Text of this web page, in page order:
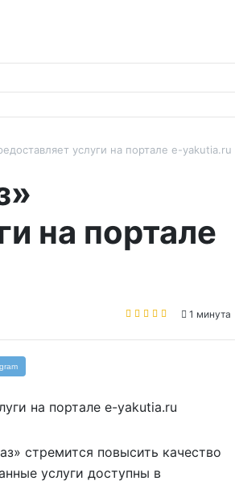
услуги на портале e-yakutia.ru
на портале
1 минута
стремится повысить качество
услуги доступны в